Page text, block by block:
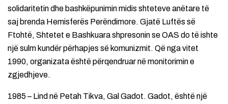
solidaritetin dhe bashkëpunimin midis shteteve anëtare të
saj brenda Hemisferës Perëndimore. Gjatë Luftës së
Ftohtë, Shtetet e Bashkuara shpresonin se OAS do të ishte
një sulm kundër përhapjes së komunizmit. Që nga vitet
1990, organizata është përqendruar në monitorimin e
zgjedhjeve.
1985 – Lind në Petah Tikva, Gal Gadot. Gadot, është një